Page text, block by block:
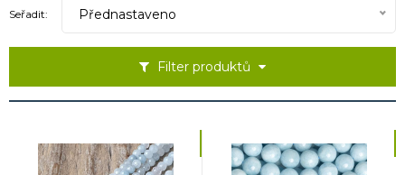
Filter produktů
Seřadit: Přednastaveno